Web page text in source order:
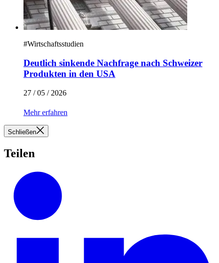
#Wirtschaftsstudien
Deutlich sinkende Nachfrage nach Schweizer
Produkten in den USA
27 / 05 / 2026
Mehr erfahren
Schließen
Teilen